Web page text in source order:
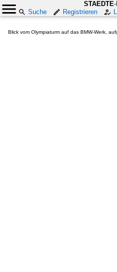
STAEDTE-
Suche
Registrieren
Blick vom Olympiaturm auf das BMW-Werk,